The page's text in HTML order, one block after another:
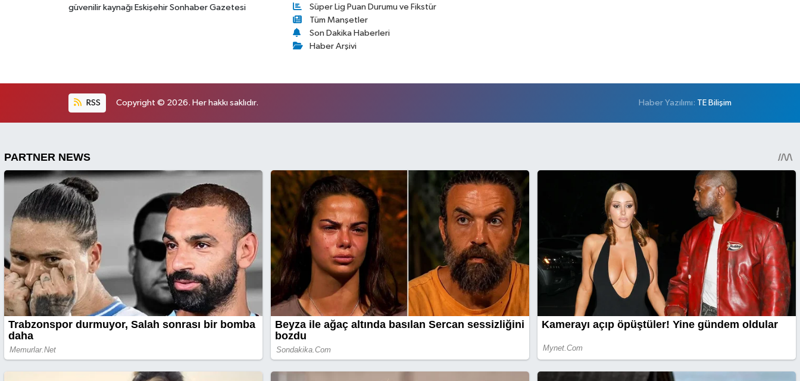
güvenilir kaynağı Eskişehir Sonhaber Gazetesi
Süper Lig Puan Durumu ve Fikstür
Tüm Manşetler
Son Dakika Haberleri
Haber Arşivi
RSS Copyright © 2026. Her hakkı saklıdır. Haber Yazılımı: TE Bilişim